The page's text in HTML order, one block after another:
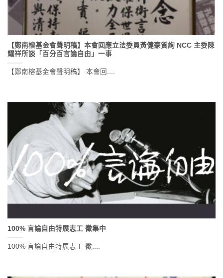
【鄭南榕基金會聲明稿】本會回應立法委員黃健豪質詢 NCC 主委陳
耀祥所談「百分百言論自由」一事
【鄭南榕基金會聲明稿】 本會回....
100% 言論自由特展志工 徵集中
100% 言論自由特展志工 徵....